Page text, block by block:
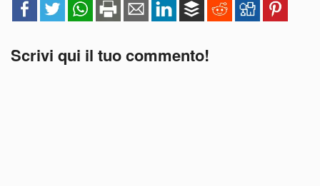
Scrivi qui il tuo commento!